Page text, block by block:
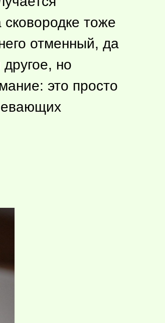
тоже
отменный, да
но
это просто